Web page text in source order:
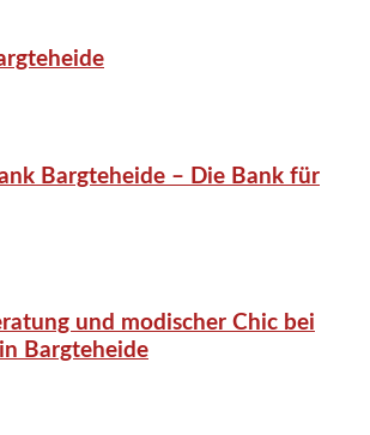
Bargteheide – Die Bank für
und modischer Chic bei
Bargteheide